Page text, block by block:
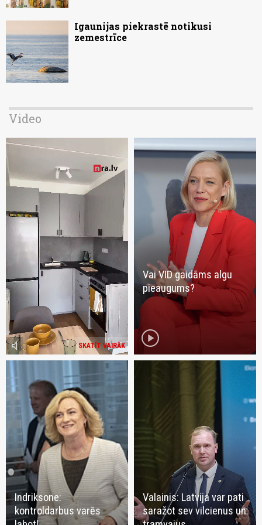
Igaunijas piekrastē notikusi
zemestrīce
Video
SKATĪT VAIRĀK
volume_mute
Vai VID gaidāms algu
pieaugums?
play_circle
Indriksone:
kontroldarbus varēs
Valainis: Latvija var pati
saražot sev vilcienus un